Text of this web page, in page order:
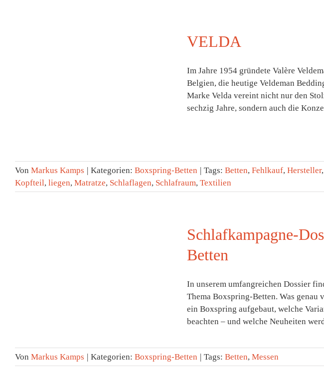
VELDA
Im Jahre 1954 gründete Valère
Belgien, die heutige Veldeman
Marke Velda vereint nicht nur den
sechzig Jahre, sondern auch die
Von Markus Kamps Kategorien: Boxspring-Betten Tags: Betten, Fehlkauf, Hersteller,
Kopfteil, liegen, Matratze, Schlaflagen, Schlafraum, Textilien
Schlafkampagne-
Betten
In unserem umfangreichen Dossier
Thema Boxspring-Betten. Was
ein Boxspring aufgebaut, welche
beachten – und welche Neuheiten
Von Markus Kamps Kategorien: Boxspring-Betten Tags: Betten, Messen